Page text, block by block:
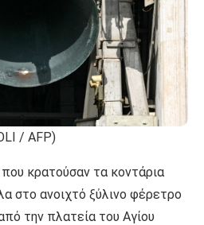
/ AFP)
κρατούσαν τα κοντάρια
στο ανοιχτό ξύλινο φέρετρο
την πλατεία του Αγίου